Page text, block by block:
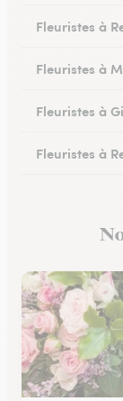
Fleuristes à
Fleuristes à
Fleuristes à
Fleuristes à
Fleuristes à